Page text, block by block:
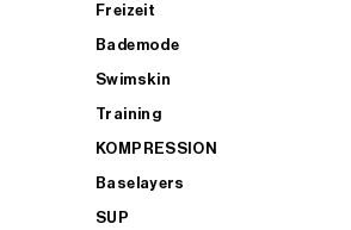
Freizeit
Bademode
Swimskin
Training
KOMPRESSION
Baselayers
SUP